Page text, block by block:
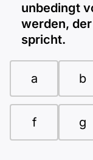
unbedingt
werden,
spricht.
a b
f g